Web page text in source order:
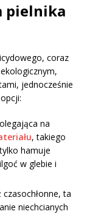
pielnika
coraz
jednocześnie
na
, takiego
hamuje
w glebie i
czasochłonne, ta
niechcianych